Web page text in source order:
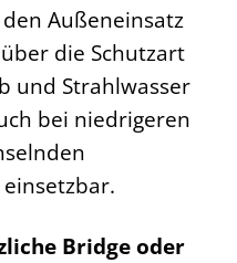
Außeneinsatz
die Schutzart
und Strahlwasser
bei niedrigeren
Bridge oder